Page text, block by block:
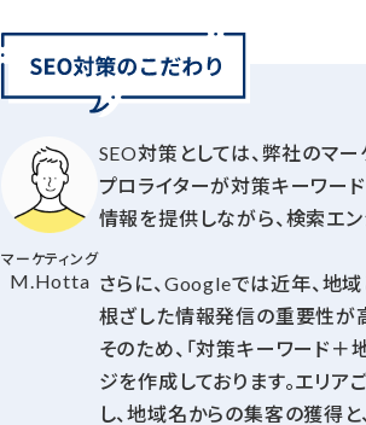
マーケティング
M.Hotta
SEO対策としては、弊社のマ
プロライターが対策キーワー
情報を提供しながら、検索エ
さらに、Googleでは近年、地
根ざした情報発信の重要性が
そのため、「対策キーワード
ジを作成しております。エリ
し、地域名からの集客の獲得